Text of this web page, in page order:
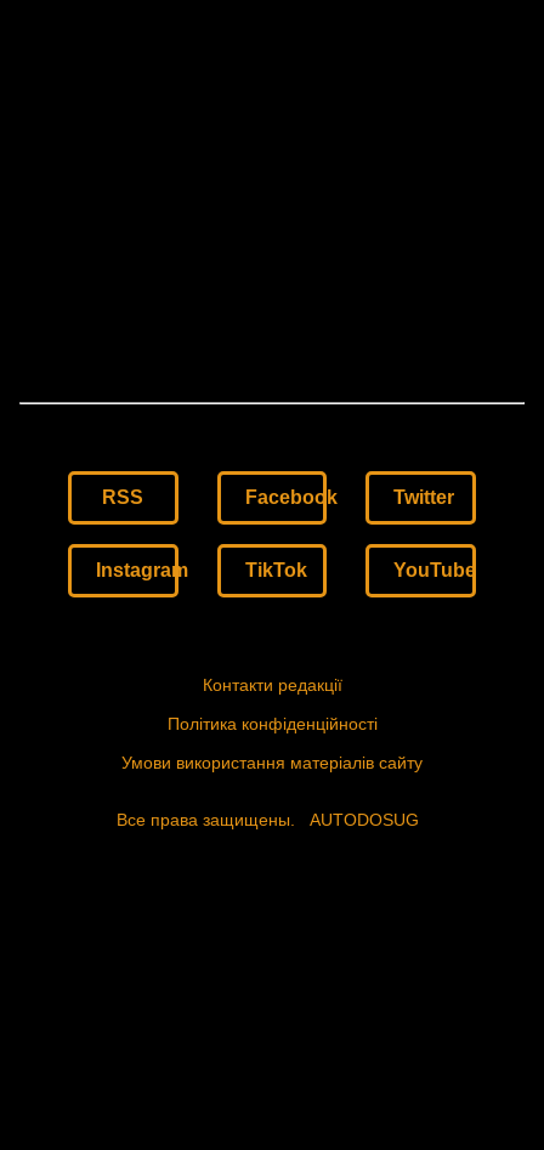
RSS Facebook Twitter
Instagram TikTok YouTube
Контакти редакції
Політика конфіденційності
Умови використання матеріалів сайту
Все права защищены. AUTODOSUG